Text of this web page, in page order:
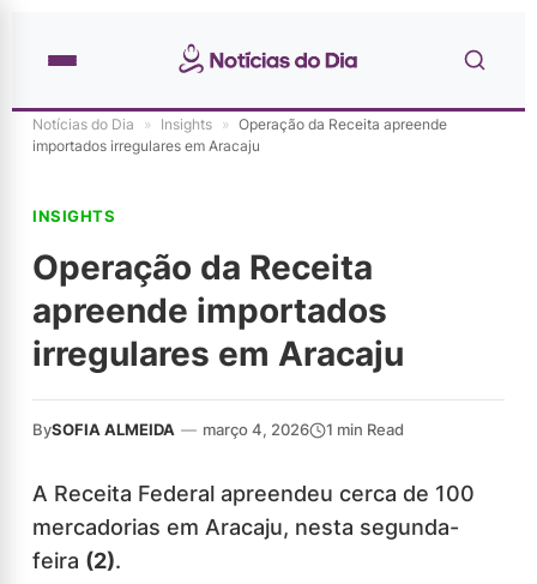
Notícias do Dia » Insights » Operação da Receita apreende
importados irregulares em Aracaju
INSIGHTS
Operação da Receita
apreende importados
irregulares em Aracaju
BySOFIA ALMEIDA — março 4, 2026 1 min Read
A Receita Federal apreendeu cerca de 100
mercadorias em Aracaju, nesta segunda-
feira (2).